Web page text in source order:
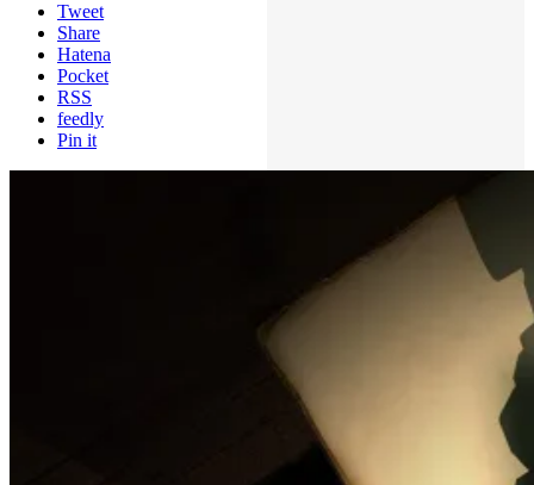
Tweet
Share
Hatena
Pocket
RSS
feedly
Pin it